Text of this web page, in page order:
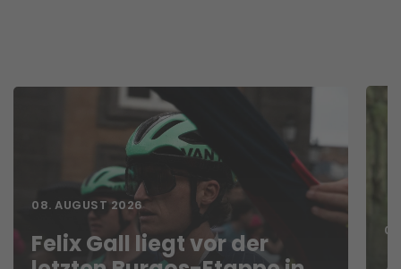
08. AUGUST 2026
Felix Gall liegt vor der